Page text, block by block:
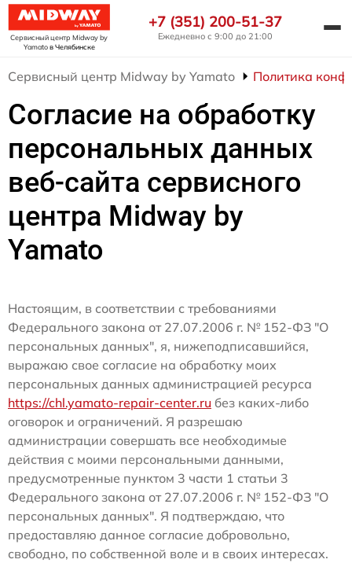
Сервисный центр Midway by
Yamatoв Челябинске
+7 (351) 200-51-37
Ежедневно с 9:00 до 21:00
Сервисный центр Midway by Yamato Политика
Согласие на обработку
персональных данных
веб-сайта сервисного
центра Midway by
Yamato
Настоящим, в соответствии с требованиями
Федерального закона от 27.07.2006 г. № 152-ФЗ "О
персональных данных", я, нижеподписавшийся,
выражаю свое согласие на обработку моих
персональных данных администрацией ресурса
https://chl.yamato-repair-center.ru без каких-либо
оговорок и ограничений. Я разрешаю
администрации совершать все необходимые
действия с моими персональными данными,
предусмотренные пунктом 3 части 1 статьи 3
Федерального закона от 27.07.2006 г. № 152-ФЗ "О
персональных данных". Я подтверждаю, что
предоставляю данное согласие добровольно,
свободно, по собственной воле и в своих интересах.